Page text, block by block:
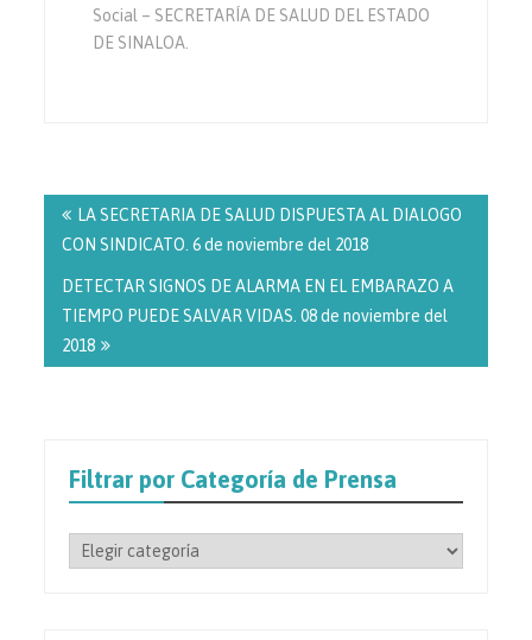
Social – SECRETARÍA DE SALUD DEL ESTADO
DE SINALOA.
de
entradas
LA SECRETARIA DE SALUD DISPUESTA AL DIALOGO
CON SINDICATO. 6 de noviembre del 2018
DETECTAR SIGNOS DE ALARMA EN EL EMBARAZO A
TIEMPO PUEDE SALVAR VIDAS. 08 de noviembre del
2018
Filtrar por Categoría de Prensa
Filtrar